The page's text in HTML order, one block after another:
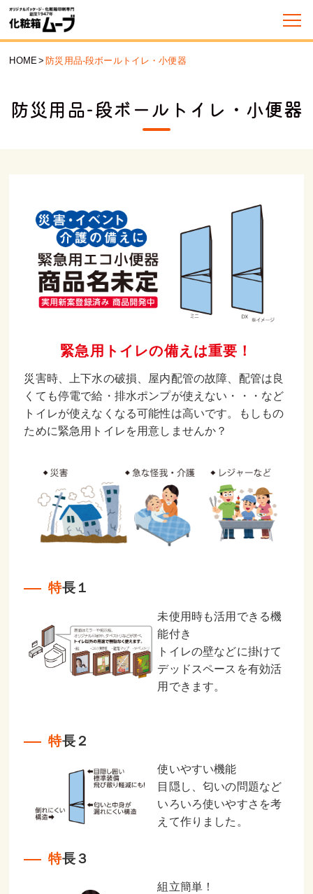
HOME> 防災用品-段ボールトイレ・小便器
防災用品-段ボールトイレ・小便器
緊急用トイレの備えは重要！
災害時、上下水の破損、屋内配管の故障、配管は良
くても停電で給・排水ポンプが使えない・・・など
トイレが使えなくなる可能性は高いです。もしもの
ために緊急用トイレを用意しませんか？
特長１
未使用時も活用できる機
能付き
トイレの壁などに掛けて
デッドスペースを有効活
用できます。
特長２
使いやすい機能
目隠し、匂いの問題など
いろいろ使いやすさを考
えて作りました。
特長３
組立簡単！